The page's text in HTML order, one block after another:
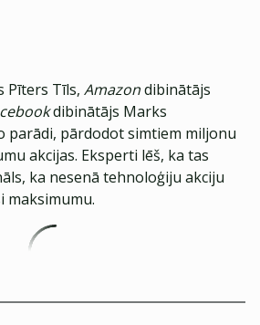
Pīters Tīls, Amazondibinātājs
dibinātājs Marks
parādi, pārdodot simtiem miljonu
akcijas. Eksperti lēš, ka tas
ka nesenā tehnoloģiju akciju
maksimumu.